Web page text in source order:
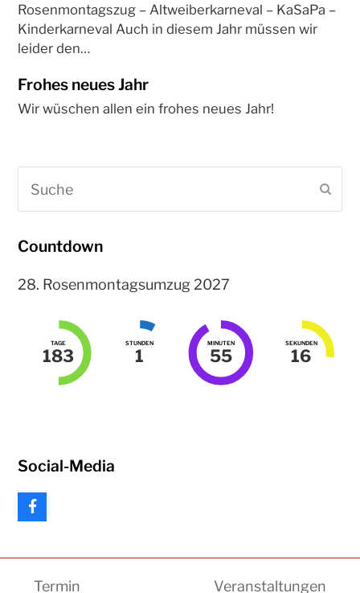
Rosenmontagszug – Altweiberkarneval – KaSaPa –
Kinderkarneval Auch in diesem Jahr müssen wir
leider den…
Frohes neues Jahr
Wir wüschen allen ein frohes neues Jahr!
Countdown
28. Rosenmontagsumzug 2027
TAGE
183
STUNDEN
1
MINUTEN
55
SEKUNDEN
16
Social-Media
F
e
Termin Veranstaltungen